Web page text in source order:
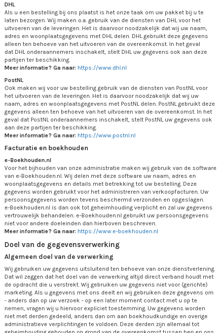
DHL
Als u een bestelling bij ons plaatst is het onze taak om uw pakket bij u te
laten bezorgen. Wij maken o.a. gebruik van de diensten van DHL voor het
uitvoeren van de leveringen. Het is daarvoor noodzakelijk dat wij uw naam,
adres en woonplaatsgegevens met DHL delen. DHL gebruikt deze gegevens
alleen ten behoeve van het uitvoeren van de overeenkomst. In het geval
dat DHL onderaannemers inschakelt, stelt DHL uw gegevens ook aan deze
partijen ter beschikking.
Meer informatie? Ga naar: https://www.dhl.nl
PostNL
Ook maken wij voor uw bestelling gebruik van de diensten van PostNL voor
het uitvoeren van de leveringen. Het is daarvoor noodzakelijk dat wij uw
naam, adres en woonplaatsgegevens met PostNL delen. PostNL gebruikt deze
gegevens alleen ten behoeve van het uitvoeren van de overeenkomst. In het
geval dat PostNL onderaannemers inschakelt, stelt PostNL uw gegevens ook
aan deze partijen ter beschikking.
Meer informatie? Ga naar: https://www.postnl.nl
Facturatie en boekhouden
e-Boekhouden.nl
Voor het bijhouden van onze administratie maken wij gebruik van de software
van e‑Boekhouden.nl. Wij delen met deze software uw naam, adres en
woonplaatsgegevens en details met betrekking tot uw bestelling. Deze
gegevens worden gebruikt voor het administreren van verkoopfacturen. Uw
persoonsgegevens worden tevens beschermd verzonden en opgeslagen.
e‑Boekhouden.nl is dan ook tot geheimhouding verplicht en zal uw gegevens
vertrouwelijk behandelen. e‑Boekhouden.nl gebruikt uw persoonsgegevens
niet voor andere doeleinden dan hierboven beschreven.
Meer informatie? Ga naar: https://www.e-boekhouden.nl
Doel van de gegevensverwerking
Algemeen doel van de verwerking
Wij gebruiken uw gegevens uitsluitend ten behoeve van onze dienstverlening.
Dat wil zeggen dat het doel van de verwerking altijd direct verband houdt met
de opdracht die u verstrekt. Wij gebruiken uw gegevens niet voor (gerichte)
marketing. Als u gegevens met ons deelt en wij gebruiken deze gegevens om
- anders dan op uw verzoek - op een later moment contact met u op te
nemen, vragen wij u hiervoor expliciet toestemming. Uw gegevens worden
niet met derden gedeeld, anders dan om aan boekhoudkundige en overige
administratieve verplichtingen te voldoen. Deze derden zijn allemaal tot